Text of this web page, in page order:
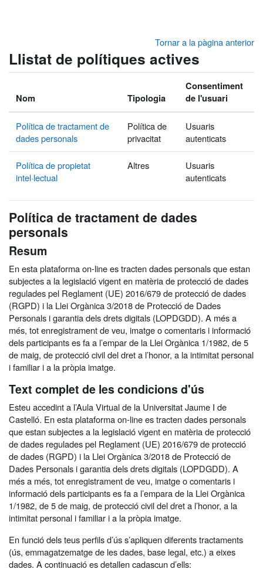
Tornar a la pàgina anterior
Llistat de polítiques actives
Nom Tipologia
Consentiment
de l'usuari
Política de tractament de
dades personals
Política de
privacitat
Usuaris
autenticats
Política de propietat
intel·lectual
Altres
Usuaris
autenticats
Política de tractament de dades
personals
Resum
En esta plataforma on-line es tracten dades personals que estan
subjectes a la legislació vigent en matèria de protecció de dades
regulades pel Reglament (UE) 2016/679 de protecció de dades
(RGPD) i la Llei Orgànica 3/2018 de Protecció de Dades
Personals i garantia dels drets digitals (LOPDGDD). A més a
més, tot enregistrament de veu, imatge o comentaris i informació
dels participants es fa a l’empar de la Llei Orgànica 1/1982, de 5
de maig, de protecció civil del dret a l’honor, a la intimitat personal
i familiar i a la pròpia imatge.
Text complet de les condicions d'ús
Esteu accedint a l’Aula Virtual de la Universitat Jaume I de
Castelló. En esta plataforma on-line es tracten dades personals
que estan subjectes a la legislació vigent en matèria de protecció
de dades regulades pel Reglament (UE) 2016/679 de protecció
de dades (RGPD) i la Llei Orgànica 3/2018 de Protecció de
Dades Personals i garantia dels drets digitals (LOPDGDD). A
més a més, tot enregistrament de veu, imatge o comentaris i
informació dels participants es fa a l’empara de la Llei Orgànica
1/1982, de 5 de maig, de protecció civil del dret a l’honor, a la
intimitat personal i familiar i a la pròpia imatge.
En funció dels teus perfils d’ús s’apliquen diferents tractaments
(ús, emmagatzematge de les dades, base legal, etc.) a eixes
dades. A continuació es detallen cadascun d’ells: